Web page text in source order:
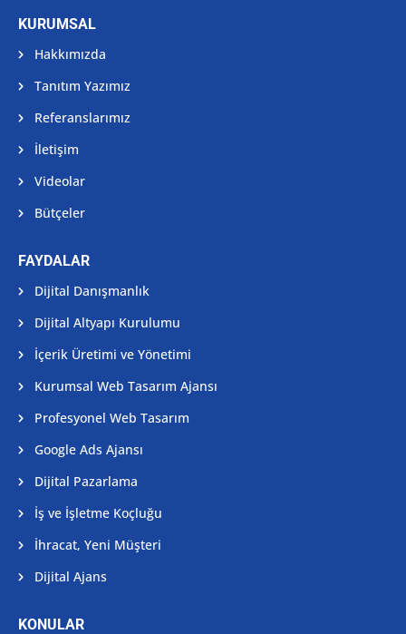
KURUMSAL
Hakkımızda
Tanıtım Yazımız
Referanslarımız
İletişim
Videolar
Bütçeler
FAYDALAR
Dijital Danışmanlık
Dijital Altyapı Kurulumu
İçerik Üretimi ve Yönetimi
Kurumsal Web Tasarım Ajansı
Profesyonel Web Tasarım
Google Ads Ajansı
Dijital Pazarlama
İş ve İşletme Koçluğu
İhracat, Yeni Müşteri
Dijital Ajans
KONULAR